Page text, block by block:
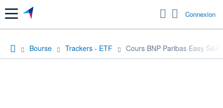
Menu Connexion
Bourse Trackers - ETF Cours BNP Paribas Easy